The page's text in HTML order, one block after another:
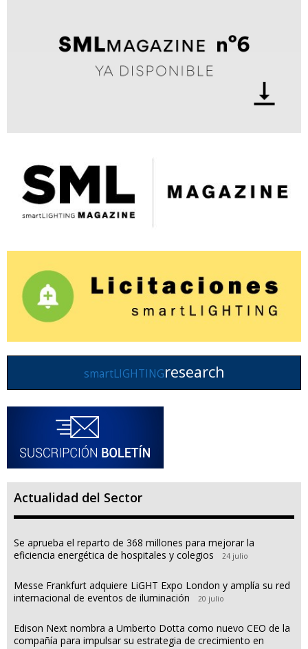
smartLIGHTINGresearch
Actualidad del Sector
Se aprueba el reparto de 368 millones para mejorar la
eficiencia energética de hospitales y colegios
24 julio
Messe Frankfurt adquiere LiGHT Expo London y amplía su red
internacional de eventos de iluminación
20 julio
Edison Next nombra a Umberto Dotta como nuevo CEO de la
compañía para impulsar su estrategia de crecimiento en